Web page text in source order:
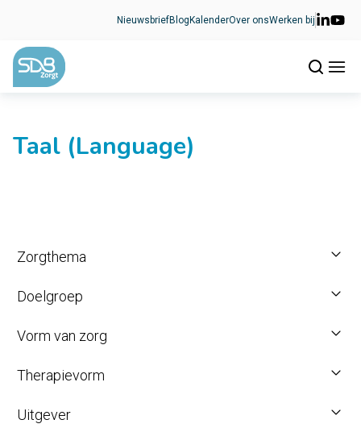
NieuwsbriefBlog KalenderOver onsWerken bij
Taal (Language)
Zorgthema
Doelgroep
Vorm van zorg
Therapievorm
Uitgever